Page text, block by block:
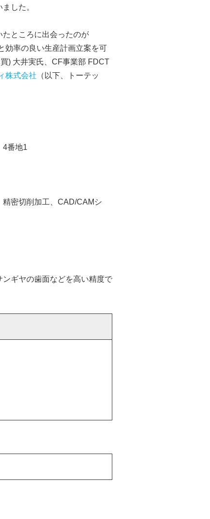
した。
ところに出会ったのが
効率の良い生産計画立案を可
) 大井実氏、CF事業部 FDCT
株式会社 （以下、トーテッ
4番地1
密切削加工、CAD/CAMシ
ギヤの歯面などを高い精度で